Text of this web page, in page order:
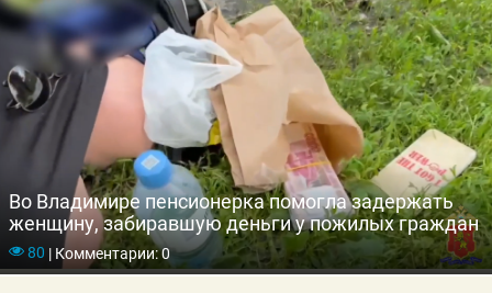
Во Владимире пенсионерка помогла задержать
женщину, забиравшую деньги у пожилых граждан
80 |Комментарии: 0